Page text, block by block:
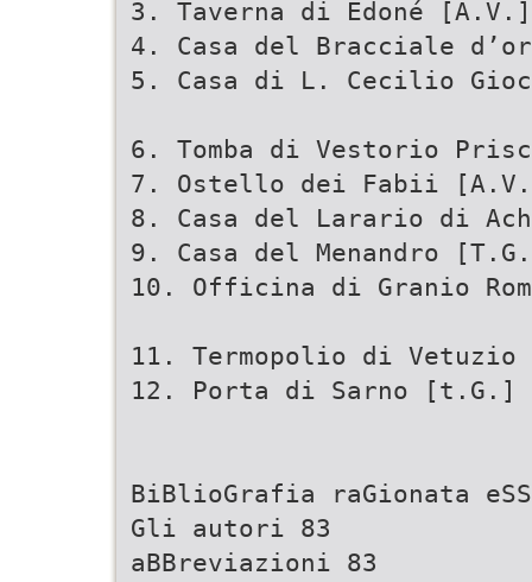
3. Taverna di Edoné
4. Casa del Bracciale
5. Casa di L. Cecilio
6. Tomba di Vestorio
7. Ostello dei Fabii
8. Casa del Larario di
9. Casa del Menandro
10. Officina di Granio
11. Termopolio di
12. Porta di Sarno [t.G.]
BiBlioGrafia raGionata
Gli autori 83
aBBreviazioni 83